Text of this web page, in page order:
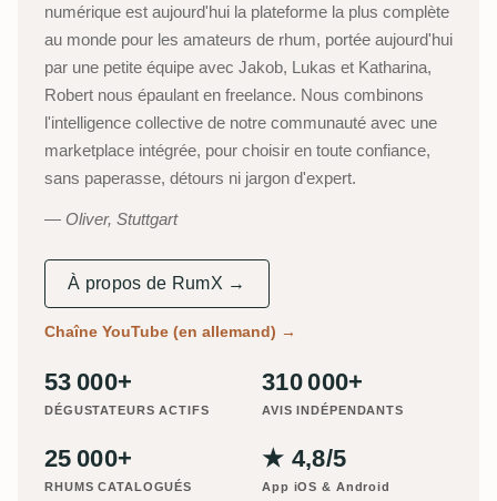
numérique est aujourd'hui la plateforme la plus complète
au monde pour les amateurs de rhum, portée aujourd'hui
par une petite équipe avec Jakob, Lukas et Katharina,
Robert nous épaulant en freelance. Nous combinons
l'intelligence collective de notre communauté avec une
marketplace intégrée, pour choisir en toute confiance,
sans paperasse, détours ni jargon d'expert.
Oliver, Stuttgart
À propos de RumX →
Chaîne YouTube (en allemand) →
53 000+
DÉGUSTATEURS ACTIFS
310 000+
AVIS INDÉPENDANTS
25 000+
RHUMS CATALOGUÉS
★ 4,8/5
App iOS & Android